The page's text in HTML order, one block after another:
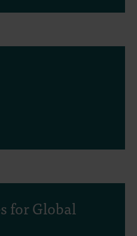
for Global